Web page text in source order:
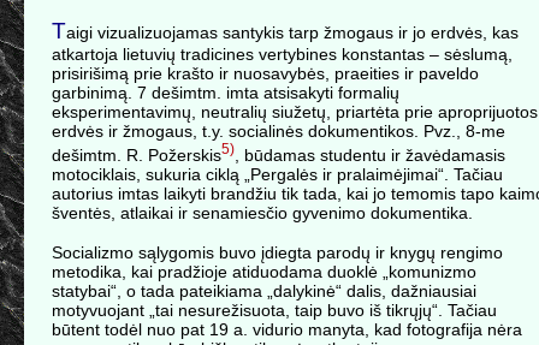
Taigi vizualizuojamas santykis tarp žmogaus ir jo erdvės, kas
atkartoja lietuvių tradicines vertybines konstantas – sėslumą,
prisirišimą prie krašto ir nuosavybės, praeities ir paveldo
garbinimą. 7 dešimtm. imta atsisakyti formalių
eksperimentavimų, neutralių siužetų, priartėta prie aproprijuotos
erdvės ir žmogaus, t.y. socialinės dokumentikos. Pvz., 8-me
dešimtm. R. Požerskis5), būdamas studentu ir žavėdamasis
motociklais, sukuria ciklą „Pergalės ir pralaimėjimai“. Tačiau
autorius imtas laikyti brandžiu tik tada, kai jo temomis tapo
šventės, atlaikai ir senamiesčio gyvenimo dokumentika.
Socializmo sąlygomis buvo įdiegta parodų ir knygų rengimo
metodika, kai pradžioje atiduodama duoklė „komunizmo
statybai“, o tada pateikiama „dalykinė“ dalis, dažniausiai
motyvuojant „tai nesurežisuota, taip buvo iš tikrųjų“. Tačiau
būtent todėl nuo pat 19 a. vidurio manyta, kad fotografija nėra